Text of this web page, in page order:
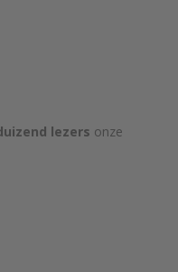
lezers onze